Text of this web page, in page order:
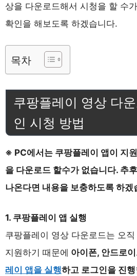
상을 다운로드해서 시청을 할 수
확인을 해보도록 하겠습니다.
목차
쿠팡플레이 영상 다
인 시청 방법
※ PC에서는 쿠팡플레이 앱이 지
을 다운로드 할수가 없습니다. 추
나온다면 내용을 보충하도록 하겠
1. 쿠팡플레이 앱 실행
쿠팡플레이 영상 다운로드는 오
지원하기 때문에 아이폰, 안드로
레이 앱을 실행하고 로그인을 진행